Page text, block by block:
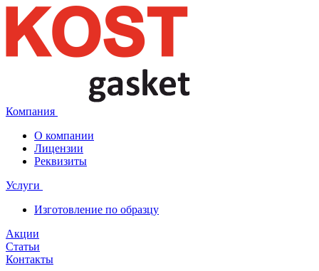
Компания
О компании
Лицензии
Реквизиты
Услуги
Изготовление по образцу
Акции
Статьи
Контакты